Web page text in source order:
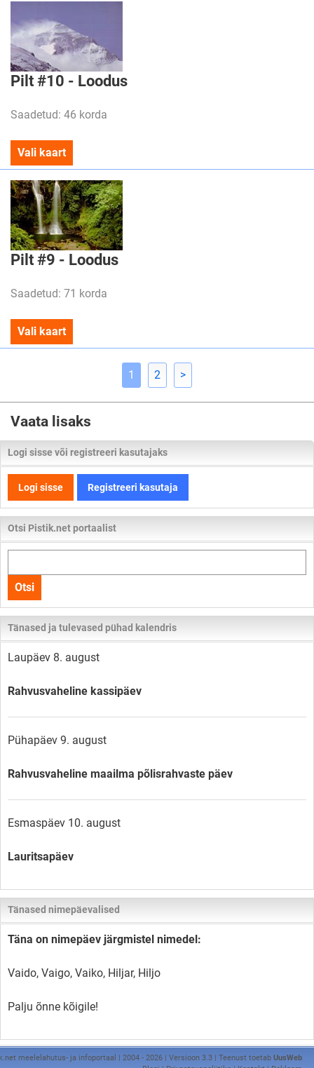
Pilt #10 - Loodus
Saadetud: 46 korda
Vali kaart
Pilt #9 - Loodus
Saadetud: 71 korda
Vali kaart
1 2 >
Vaata lisaks
Logi sisse või registreeri kasutajaks
Logi sisse Registreeri kasutaja
Otsi Pistik.net portaalist
kogu
lehelt
Otsi
Tänased ja tulevased pühad kalendris
Laupäev 8. august
Rahvusvaheline kassipäev
Pühapäev 9. august
Rahvusvaheline maailma põlisrahvaste päev
Esmaspäev 10. august
Lauritsapäev
Tänased nimepäevalised
Täna on nimepäev järgmistel nimedel:
Vaido, Vaigo, Vaiko, Hiljar, Hiljo
Palju õnne kõigile!
meelelahutus- ja infoportaal | 2004 - 2026 | Versioon 3.3 | Teenust toetab UusWeb